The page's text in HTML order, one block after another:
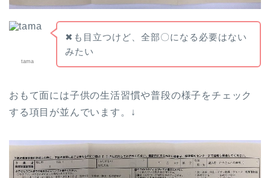
tama
✖も目立つけど、全部〇になる必要はない
みたい
おもて面には子供の生活習慣や普段の様子をチェック
する項目が並んでいます。↓